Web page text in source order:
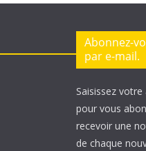
Abonnez-
par e-mail.
Saisissez
pour vous
recevoir une
de chaque